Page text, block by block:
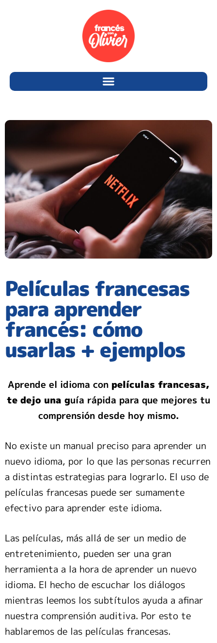
Películas francesas
para aprender
francés: cómo
usarlas + ejemplos
Aprende el idioma con películas francesas,
te dejo una guía rápida para que mejores tu
comprensión desde hoy mismo.
No existe un manual preciso para aprender un
nuevo idioma, por lo que las personas recurren
a distintas estrategias para lograrlo. El uso de
películas francesas puede ser sumamente
efectivo para aprender este idioma.
Las películas, más allá de ser un medio de
entretenimiento, pueden ser una gran
herramienta a la hora de aprender un nuevo
idioma. El hecho de escuchar los diálogos
mientras leemos los subtítulos ayuda a afinar
nuestra comprensión auditiva. Por esto te
hablaremos de las películas francesas.